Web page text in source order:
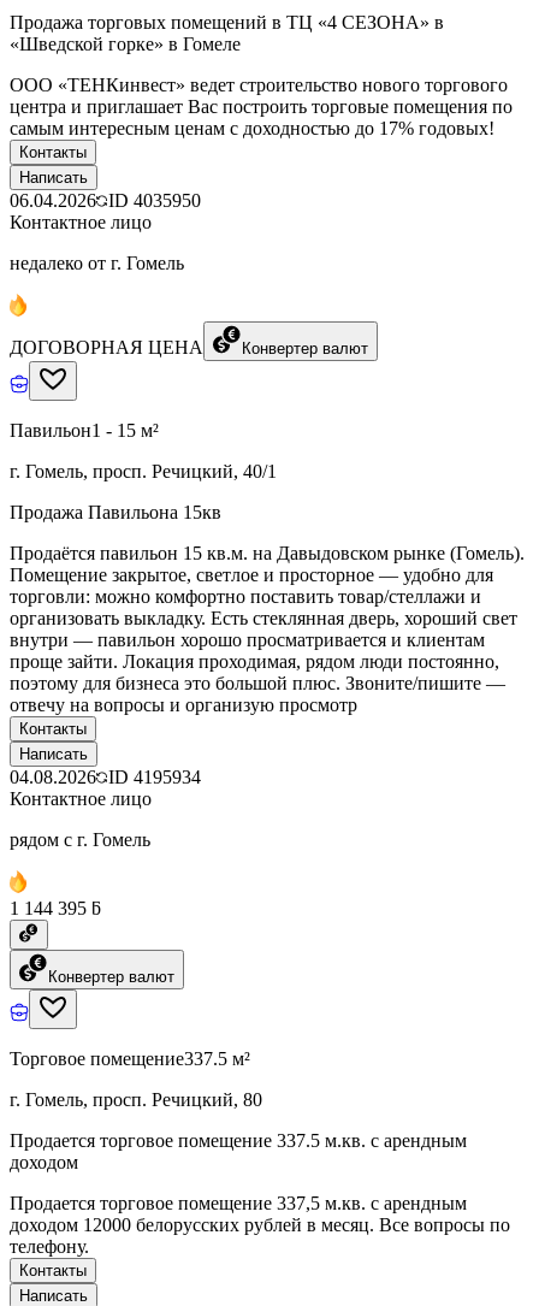
Продажа торговых помещений в ТЦ «4 СЕЗОНА» в
«Шведской горке» в Гомеле
ООО «ТЕНКинвест» ведет строительство нового торгового
центра и приглашает Вас построить торговые помещения по
самым интересным ценам с доходностью до 17% годовых!
Контакты
Написать
06.04.2026 ID 4035950
Контактное лицо
недалеко от г. Гомель
ДОГОВОРНАЯ ЦЕНА Конвертер валют
Павильон1 - 15 м²
г. Гомель, просп. Речицкий, 40/1
Продажа Павильона 15кв
Продаётся павильон 15 кв.м. на Давыдовском рынке (Гомель).
Помещение закрытое, светлое и просторное — удобно для
торговли: можно комфортно поставить товар/стеллажи и
организовать выкладку. Есть стеклянная дверь, хороший свет
внутри — павильон хорошо просматривается и клиентам
проще зайти. Локация проходимая, рядом люди постоянно,
поэтому для бизнеса это большой плюс. Звоните/пишите —
отвечу на вопросы и организую просмотр
Контакты
Написать
04.08.2026 ID 4195934
Контактное лицо
рядом с г. Гомель
1 144 395 ƃ
Конвертер валют
Торговое помещение337.5 м²
г. Гомель, просп. Речицкий, 80
Продается торговое помещение 337.5 м.кв. с арендным
доходом
Продается торговое помещение 337,5 м.кв. с арендным
доходом 12000 белорусских рублей в месяц. Все вопросы по
телефону.
Контакты
Написать